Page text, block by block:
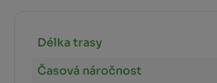
Délka trasy
Časová náročnost